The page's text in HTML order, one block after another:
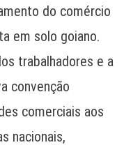
do comércio
em solo goiano.
trabalhadores e a
convenção
comerciais aos
nacionais,